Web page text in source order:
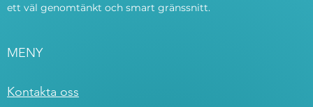
ett väl genomtänkt och smart gränssnitt.
MENY
Kontakta oss